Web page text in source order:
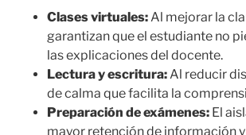
Clases virtuales:Al mejorar la
garantizan que el estudiante no
las explicaciones del docente.
Lectura y escritura:Al reducir
de calma que facilita la
Preparación de exámenes: El
mayor retención de información